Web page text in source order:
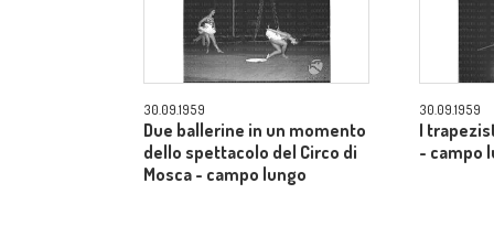
30.09.1959
Due ballerine in un momento
dello spettacolo del Circo di
Mosca - campo lungo
30.09.1959
I
- campo